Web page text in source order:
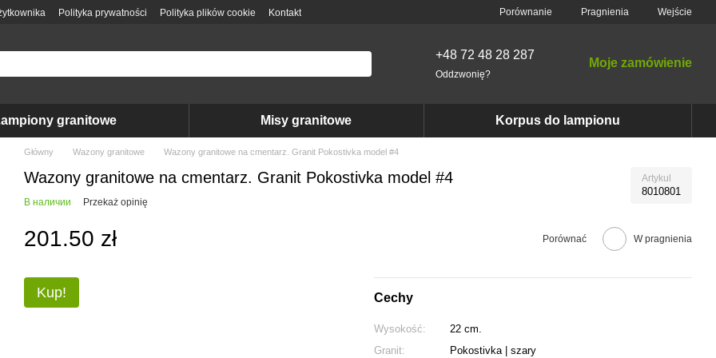
Polityka prywatności Polityka plików cookie Kontakt Porównanie Pragnienia Wejście
+48 72 48 28 287
Oddzwonię?
Moje zamówienie
granitowe Misy granitowe Korpus do lampionu
Główny Wazony granitowe Wazony granitowe na cmentarz. Granit Pokostivka model #4
Wazony granitowe na cmentarz. Granit Pokostivka model #4 Artykul
8010801
В наличии Przekaż opinię
201.50 zł Porównać W pragnienia
Kup! Cechy
Wysokość:
22 cm.
Granit:
Pokostivka | szary